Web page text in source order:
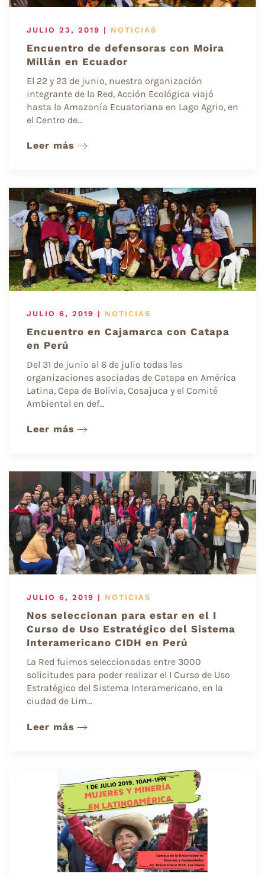
JULIO 23, 2019 | NOTICIAS
Encuentro de defensoras con Moira
Millán en Ecuador
El 22 y 23 de junio, nuestra organización
integrante de la Red, Acción Ecológica viajó
hasta la Amazonía Ecuatoriana en Lago Agrio, en
el Centro de…
Leer más
JULIO 6, 2019 | NOTICIAS
Encuentro en Cajamarca con Catapa
en Perú
Del 31 de junio al 6 de julio todas las
organizaciones asociadas de Catapa en América
Latina, Cepa de Bolivia, Cosajuca y el Comité
Ambiental en def…
Leer más
JULIO 6, 2019 | NOTICIAS
Nos seleccionan para estar en el I
Curso de Uso Estratégico del Sistema
Interamericano CIDH en Perú
La Red fuimos seleccionadas entre 3000
solicitudes para poder realizar el I Curso de Uso
Estratégico del Sistema Interamericano, en la
ciudad de Lim…
Leer más